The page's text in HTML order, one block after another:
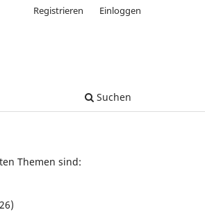
Suchen
Registrieren Einloggen
Themen sind: